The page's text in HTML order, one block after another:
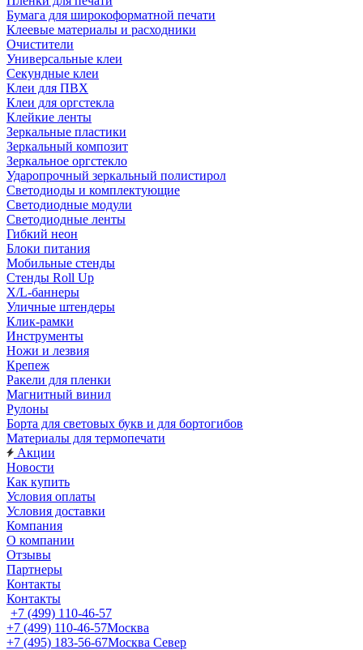
Бумага для широкоформатной печати
Клеевые материалы и расходники
Очистители
Универсальные клеи
Секундные клеи
Клеи для ПВХ
Клеи для оргстекла
Клейкие ленты
Зеркальные пластики
Зеркальный композит
Зеркальное оргстекло
Ударопрочный зеркальный полистирол
Светодиоды и комплектующие
Светодиодные модули
Светодиодные ленты
Гибкий неон
Блоки питания
Мобильные стенды
Стенды Roll Up
X/L-баннеры
Уличные штендеры
Клик-рамки
Инструменты
Ножи и лезвия
Крепеж
Ракели для пленки
Магнитный винил
Рулоны
Борта для световых букв и для бортогибов
Материалы для термопечати
Акции
Новости
Как купить
Условия оплаты
Условия доставки
Компания
О компании
Отзывы
Партнеры
Контакты
Контакты
+7 (499) 110-46-57
+7 (499) 110-46-57Москва
+7 (495) 183-56-67Москва Север